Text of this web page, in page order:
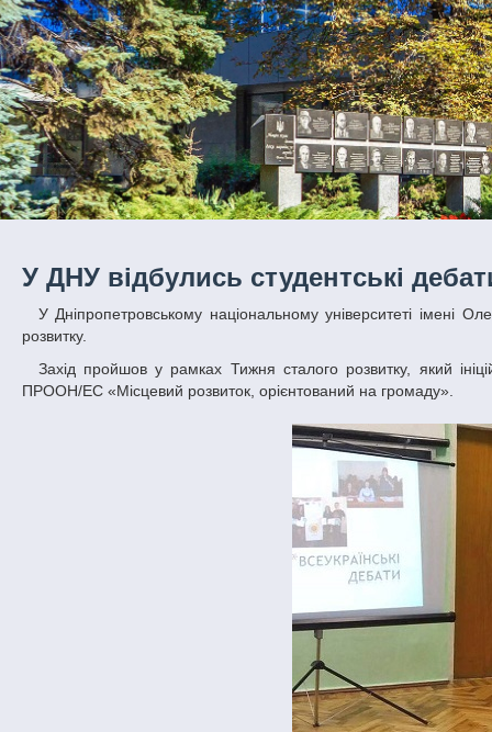
У ДНУ відбулись студентські
У Дніпропетровському національному університеті імені Олеся Гончара відбувся відбірковий тур студентських дебатів з питань сталого
розвитку.
Захід пройшов у рамках Тижня сталого розвитку, який ініційований Національною мережею університетів-партнерів спільного проекту
ПРООН/ЕС «Місцевий розвиток, орієнтований на громаду».